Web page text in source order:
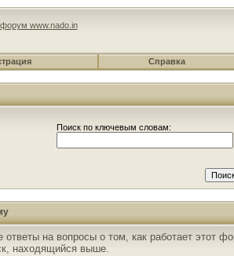
форум www.nado.in
Справка
Поиск по ключевым словам:
ответы на вопросы о том, как работает этот
находящийся выше.